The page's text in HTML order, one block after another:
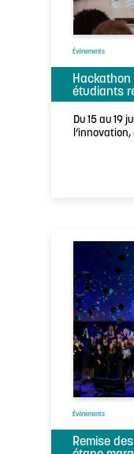
Évènements
Hackathon
étudiants
Du 15 au 19
Évènements
Remise